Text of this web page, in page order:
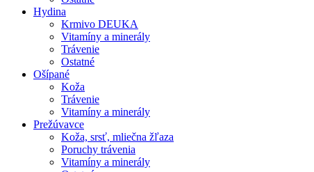
Hydina
Krmivo DEUKA
Vitamíny a minerály
Trávenie
Ostatné
Ošípané
Koža
Trávenie
Vitamíny a minerály
Prežúvavce
Koža, srsť, mliečna žľaza
Poruchy trávenia
Vitamíny a minerály